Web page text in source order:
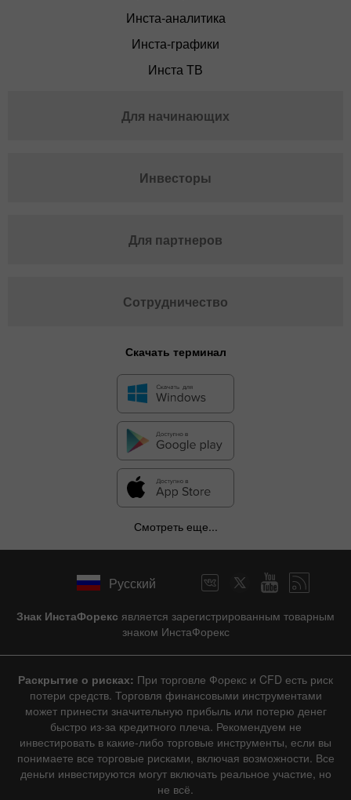
Инста-аналитика
Инста-графики
Инста ТВ
Для начинающих
Инвесторы
Для партнеров
Сотрудничество
Скачать терминал
Смотреть еще...
Русский
Знак ИнстаФорекс является зарегистрированным товарным
знаком ИнстаФорекс
Раскрытие о рисках: При торговле Форекс и CFD есть риск
потери средств. Торговля финансовыми инструментами
может принести значительную прибыль или потерю денег
быстро из-за кредитного плеча. Рекомендуем не
инвестировать в какие-либо торговые инструменты, если вы
понимаете все торговые рисками, включая возможности. Все
деньги инвестируются могут включать реальное участие, но
не всё.